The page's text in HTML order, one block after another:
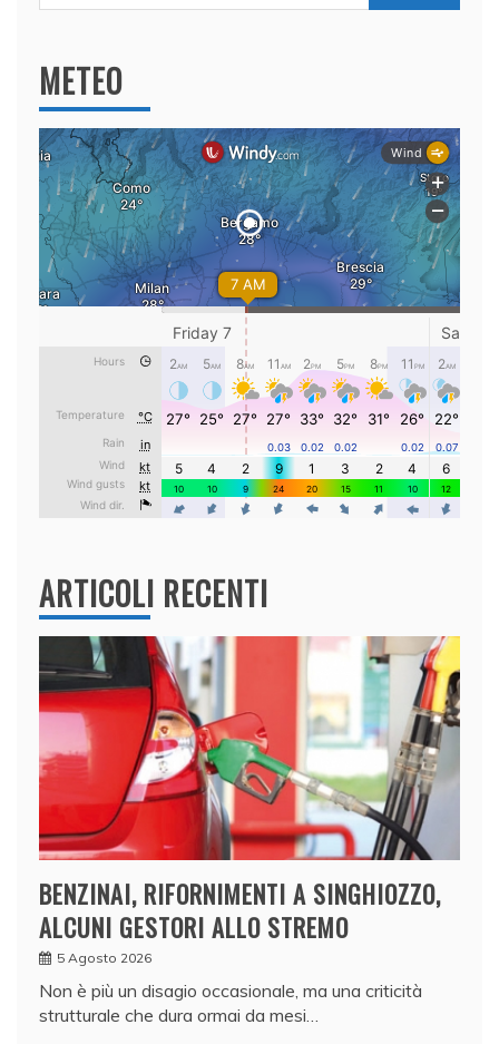
per:
METEO
ARTICOLI RECENTI
BENZINAI, RIFORNIMENTI A SINGHIOZZO,
ALCUNI GESTORI ALLO STREMO
5 Agosto 2026
Non è più un disagio occasionale, ma una criticità
strutturale che dura ormai da mesi…